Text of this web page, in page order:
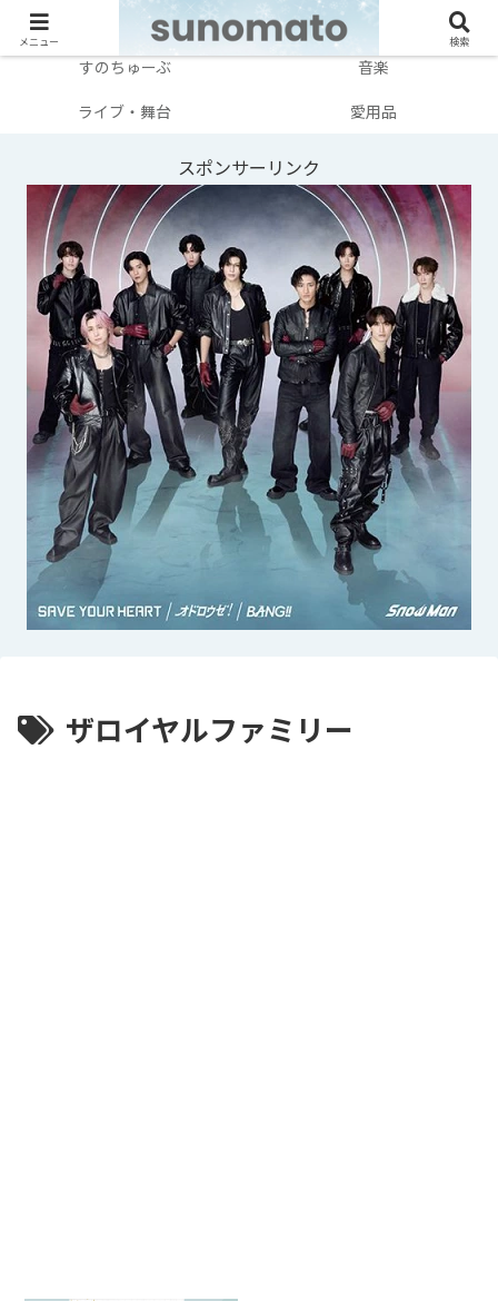
メンバー別
テレビ・映画
すのちゅーぶ
音楽
ライブ・舞台
愛用品
スポンサーリンク
ザロイヤルファミリー
メニュー 検索